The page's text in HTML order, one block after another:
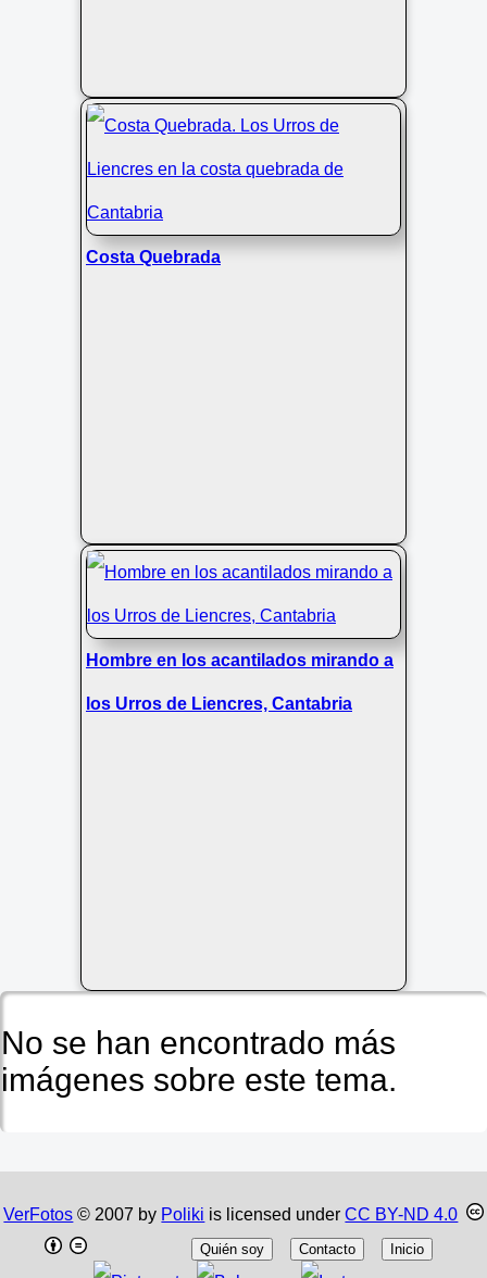
Costa Quebrada
Hombre en los acantilados mirando a
los Urros de Liencres, Cantabria
No se han encontrado más
imágenes sobre este tema.
VerFotos © 2007 by Poliki is licensed underCC BY-ND 4.0
Quién soy Contacto Inicio